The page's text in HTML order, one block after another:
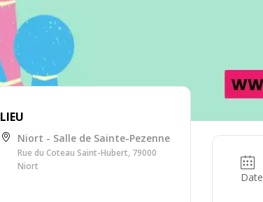
LIEU
Niort - Salle de Sainte-Pezenne
Rue du Coteau Saint-Hubert, 79000
Niort
Date